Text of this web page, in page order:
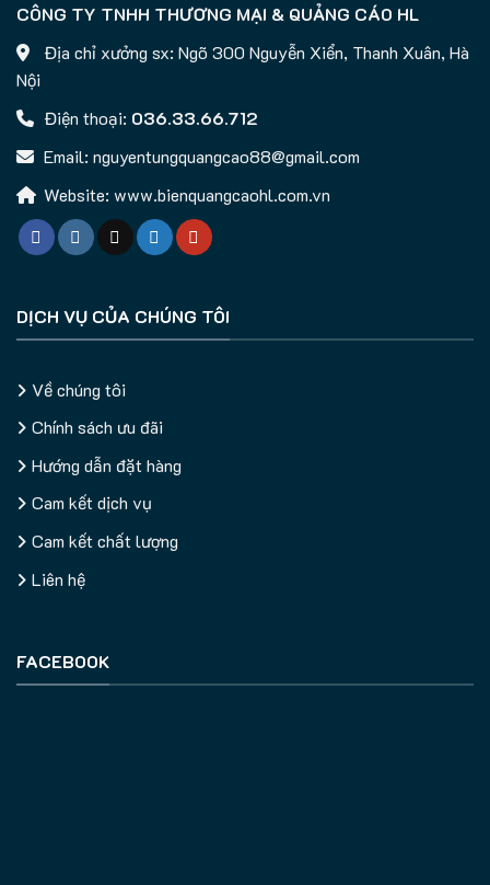
CÔNG TY TNHH THƯƠNG MẠI & QUẢNG CÁO HL
Địa chỉ xưởng sx: Ngõ 300 Nguyễn Xiển, Thanh Xuân, Hà
Nội
Điện thoại: 036.33.66.712
Email: nguyentungquangcao88@gmail.com
Website: www.bienquangcaohl.com.vn
DỊCH VỤ CỦA CHÚNG TÔI
Về chúng tôi
Chính sách ưu đãi
Hướng dẫn đặt hàng
Cam kết dịch vụ
Cam kết chất lượng
Liên hệ
FACEBOOK